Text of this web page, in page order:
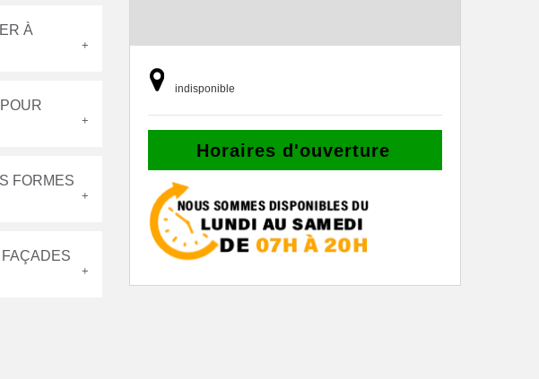
À
FORMES
indisponible
Horaires d'ouverture